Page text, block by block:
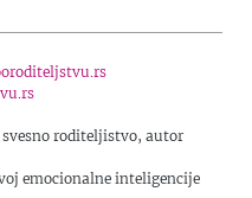
roditeljistvo, autor
emocionalne inteligencije